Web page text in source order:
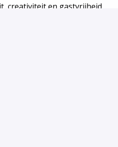
creativiteit en gastvrijheid